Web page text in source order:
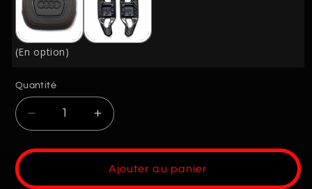
(En option)
Quantité
Quantité
Réduire
la
quantité
Volant
Augmenter
la
quantité
deAjouter au panier